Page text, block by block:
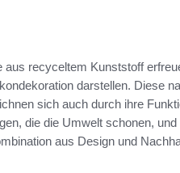
aus recyceltem Kunststoff
darstellen. Diese
sich auch durch ihre
die die Umwelt schonen,
aus Design und